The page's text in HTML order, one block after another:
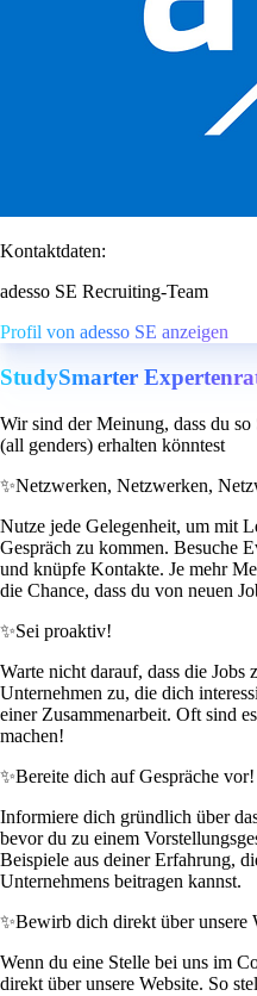
Kontaktdaten:
adesso SE Recruiting-Team
Profil von adesso SE anzeigen
StudySmarter
Wir sind der Meinung, dass du
(all genders) erhalten könntest
✨Netzwerken, Netzwerken,
Nutze jede Gelegenheit, um mit
Gespräch zu kommen. Besuche
und knüpfe Kontakte. Je mehr
die Chance, dass du von neuen
✨Sei proaktiv!
Warte nicht darauf, dass die
Unternehmen zu, die dich
einer Zusammenarbeit. Oft sind
machen!
✨Bereite dich auf Gespräche vor!
Informiere dich gründlich über
bevor du zu einem
Beispiele aus deiner Erfahrung,
Unternehmens beitragen kannst.
✨Bewirb dich direkt über unsere
Wenn du eine Stelle bei uns im
direkt über unsere Website. So